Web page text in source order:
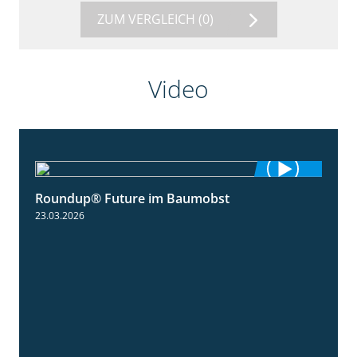
ZUM VERGLEICH (0)
Video
Roundup® Future im Baumobst
23.03.2026